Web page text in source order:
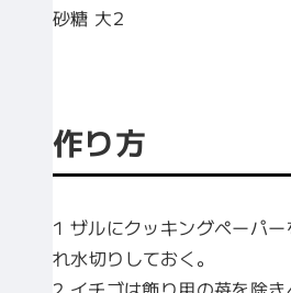
砂糖 大2
作り方
1 ザルにクッキングペーパ
れ水切りしておく。